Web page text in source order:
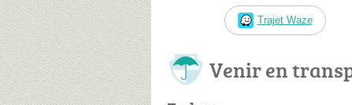
Trajet Waze
Venir en